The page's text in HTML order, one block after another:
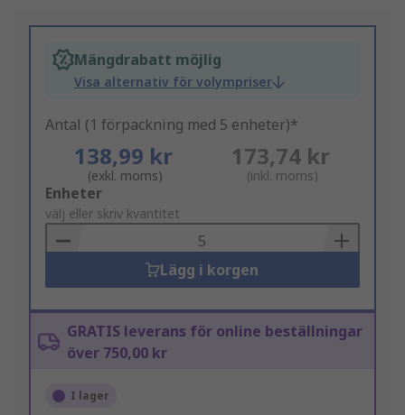
Mängdrabatt möjlig
Visa alternativ för volympriser
Antal (1 förpackning med 5 enheter)*
138,99 kr
(exkl. moms)
173,74 kr
(inkl. moms)
Add
to
Basket
Enheter
välj eller skriv kvantitet
Lägg i korgen
GRATIS leverans för online beställningar
över 750,00 kr
I lager